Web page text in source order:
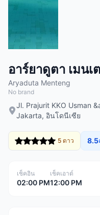
อาร์ยาดูตา เมนเ
Aryaduta Menteng
No brand
Jl. Prajurit KKO Usman
Jakarta, อินโดนีเซีย
5 ดาว 8.5
เช็คอิน
02:00 PM
เช็คเอาต์
12:00 PM